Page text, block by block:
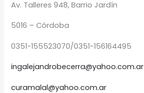
Av. Talleres 948, Barrio Jardín
5016 – Córdoba
0351-155523070/0351-156164495
ingalejandrobecerra@yahoo.com.ar
curamalal@yahoo.com.ar